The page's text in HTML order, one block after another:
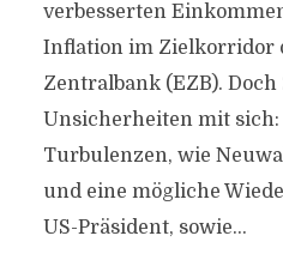
verbesserten
Inflation im Zielkorridor
Zentralbank (EZB).
Unsicherheiten mit sich:
Turbulenzen, wie
und eine mögliche
US-Präsident, sowie...